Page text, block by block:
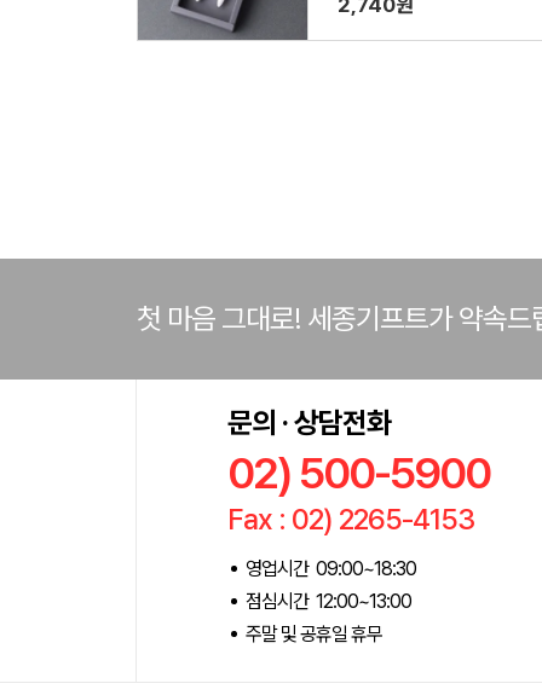
2,740원
첫 마음 그대로! 세종기프트가 약속드
문의 · 상담전화
02) 500-5900
Fax : 02) 2265-4153
영업시간 09:00~18:30
점심시간 12:00~13:00
주말 및 공휴일 휴무